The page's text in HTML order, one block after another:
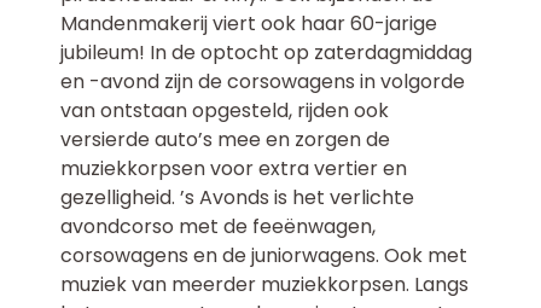
Mandenmakerij viert ook haar 60-jarige
jubileum! In de optocht op zaterdagmiddag
en -avond zijn de corsowagens in volgorde
van ontstaan opgesteld, rijden ook
versierde auto’s mee en zorgen de
muziekkorpsen voor extra vertier en
gezelligheid. ’s Avonds is het verlichte
avondcorso met de feeënwagen,
corsowagens en de juniorwagens. Ook met
muziek van meerder muziekkorpsen. Langs